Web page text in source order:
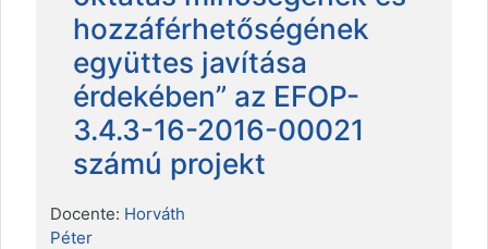
hozzáférhetőségének
együttes javítása
érdekében” az EFOP-
3.4.3-16-2016-00021
számú projekt
Docente: Horváth
Péter